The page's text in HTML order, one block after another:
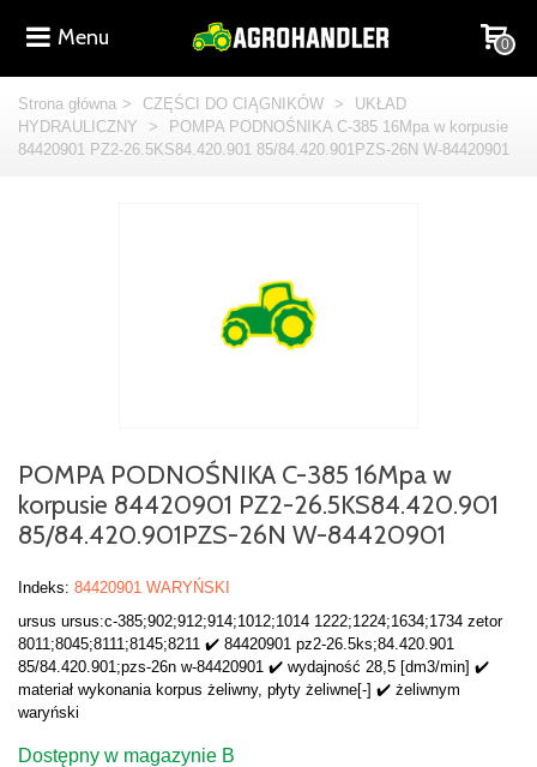
Menu 0
Strona główna > CZĘŚCI DO CIĄGNIKÓW >
UKŁAD
HYDRAULICZNY
>
POMPA PODNOŚNIKA C-385 16Mpa w korpusie
84420901 PZ2-26.5KS84.420.901 85/84.420.901PZS-26N W-84420901
POMPA PODNOŚNIKA C-385 16Mpa w
korpusie 84420901 PZ2-26.5KS84.420.901
85/84.420.901PZS-26N W-84420901
Indeks: 84420901 WARYŃSKI
ursus ursus:c-385;902;912;914;1012;1014 1222;1224;1634;1734 zetor
8011;8045;8111;8145;8211 ✔️ 84420901 pz2-26.5ks;84.420.901
85/84.420.901;pzs-26n w-84420901 ✔️ wydajność 28,5 [dm3/min] ✔️
materiał wykonania korpus żeliwny, płyty żeliwne[-] ✔️ żeliwnym
waryński
Dostępny w magazynie B